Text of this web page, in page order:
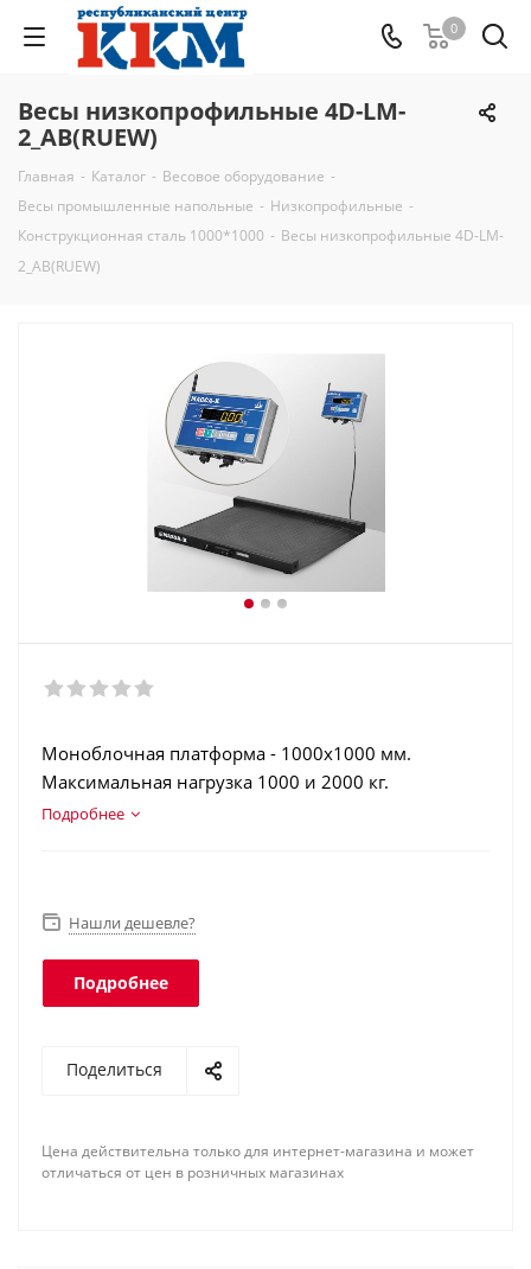
0
Весы низкопрофильные 4D-LM-
2_AB(RUEW)
Главная - Каталог - Весовое оборудование -
Весы промышленные напольные - Низкопрофильные -
Конструкционная сталь 1000*1000 - Весы низкопрофильные 4D-LM-
2_AB(RUEW)
Моноблочная платформа - 1000х1000 мм.
Максимальная нагрузка 1000 и 2000 кг.
Конструкционная сталь. Терминал в корпусе из
Подробнее
Нашли дешевле?
Подробнее
Поделиться
Цена действительна только для интернет-магазина и может
отличаться от цен в розничных магазинах